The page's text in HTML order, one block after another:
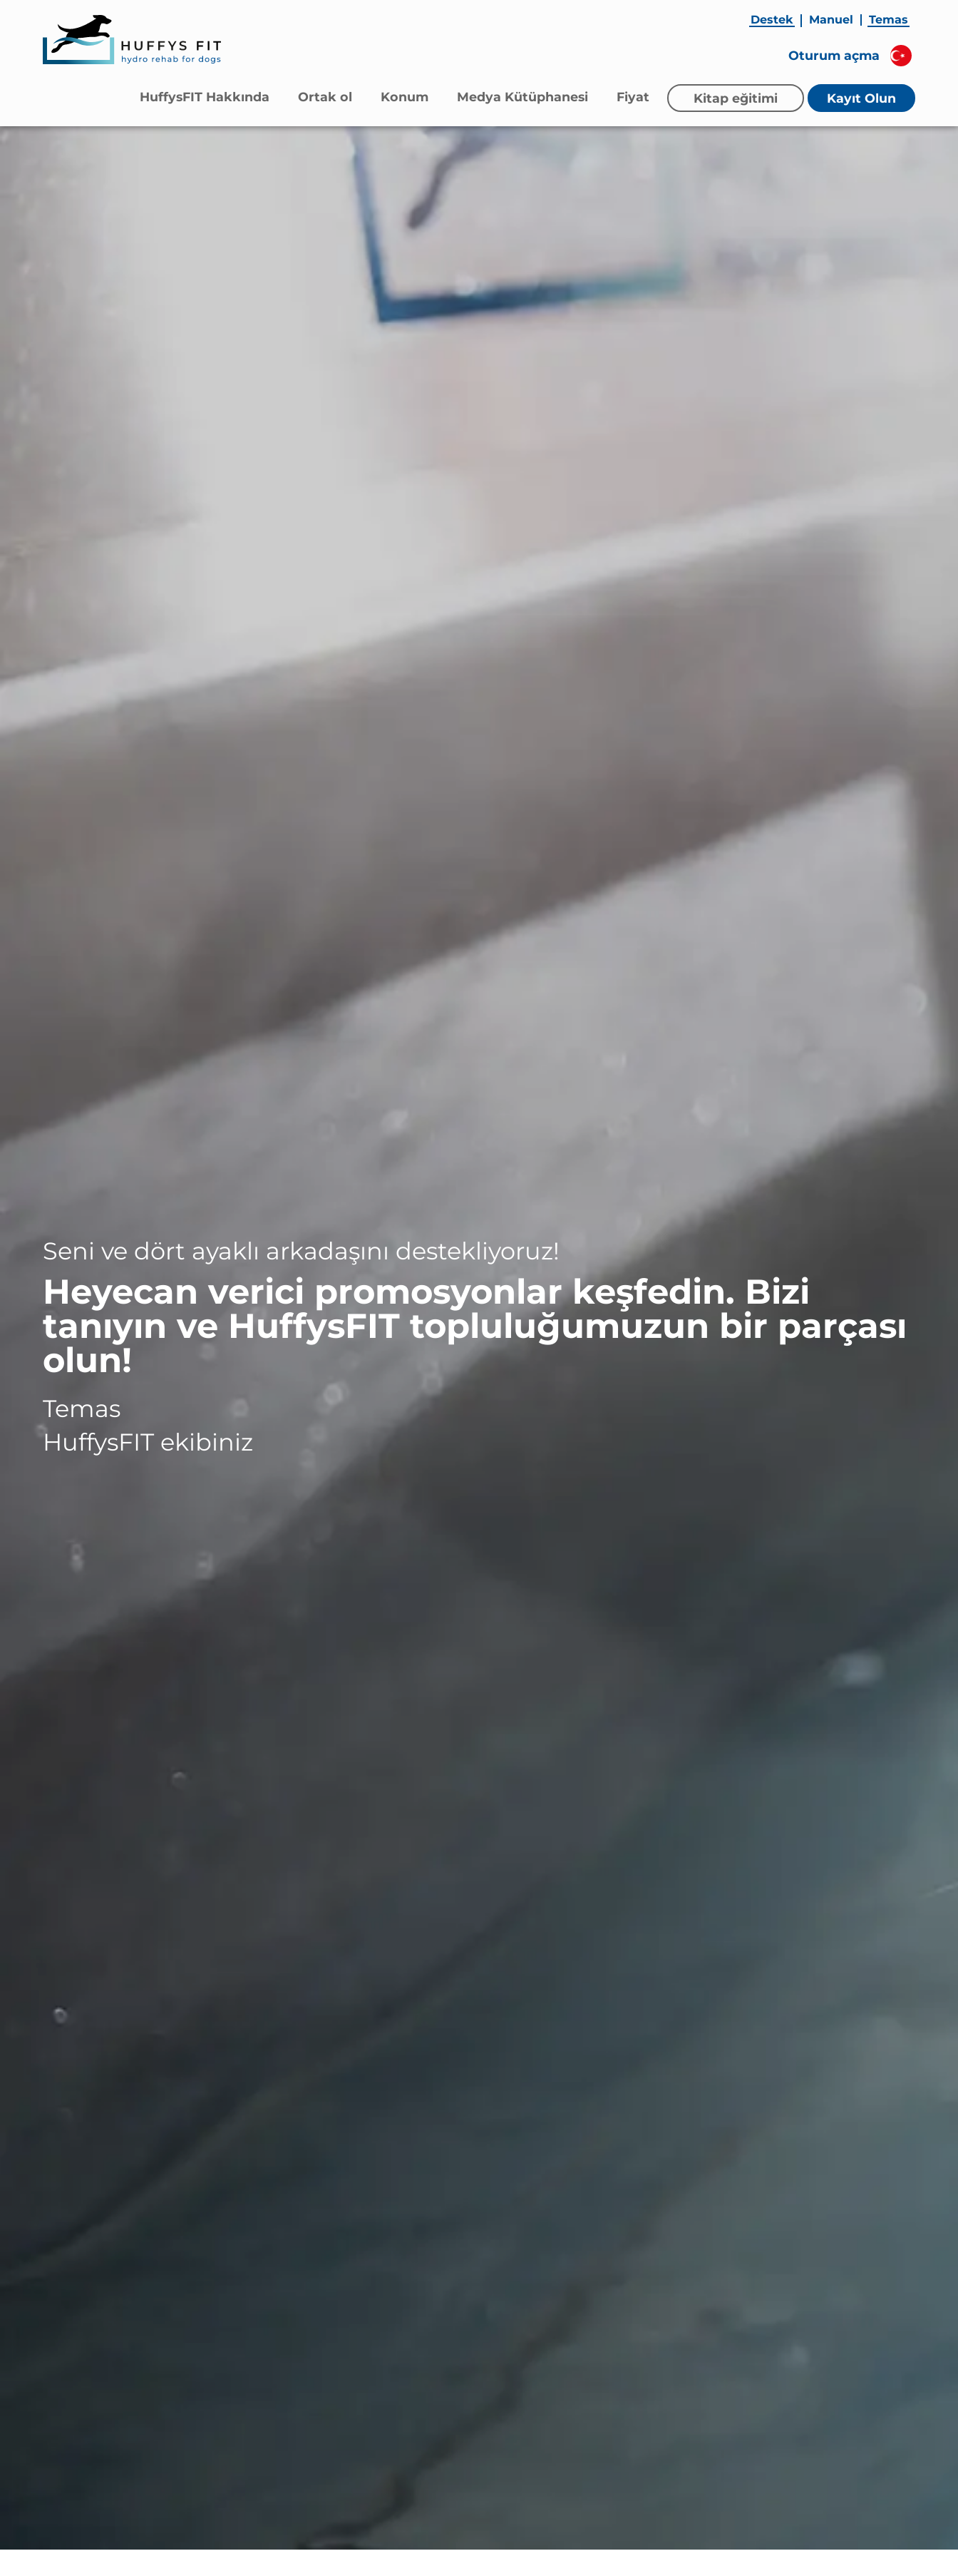
Destek Manuel Temas
Oturum açma
HuffysFIT Hakkında Ortak ol Konum Medya Kütüphanesi Fiyat Kayıt Olun
Kitap eğitimi
Seni ve dört ayaklı arkadaşını destekliyoruz!
Heyecan verici promosyonlar keşfedin. Bizi
tanıyın ve HuffysFIT topluluğumuzun bir parçası
olun!
Temas
HuffysFIT ekibiniz